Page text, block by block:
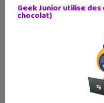
Geek Junior utilise
chocolat)